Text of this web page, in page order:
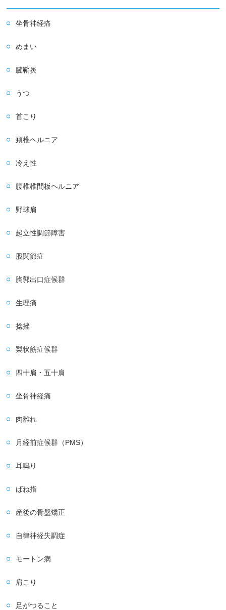
坐骨神経痛
めまい
腱鞘炎
うつ
首こり
頚椎ヘルニア
冷え性
腰椎椎間板ヘルニア
野球肩
起立性調節障害
股関節症
胸郭出口症候群
生理痛
捻挫
梨状筋症候群
四十肩・五十肩
坐骨神経痛
肉離れ
月経前症候群（PMS）
耳鳴り
ばね指
産後の骨盤矯正
自律神経失調症
モートン病
肩こり
足がつること